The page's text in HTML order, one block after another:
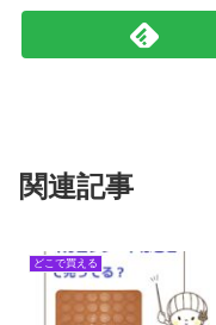
関連記事
どこで買える